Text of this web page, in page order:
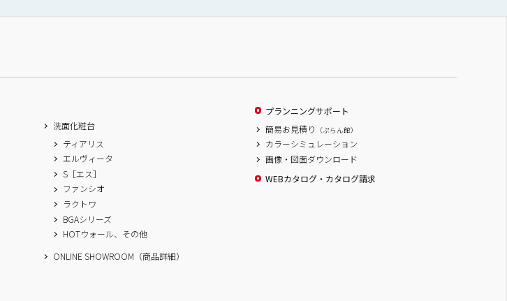
洗面化粧台
ティアリス
エルヴィータ
S［エス］
ファンシオ
ラクトワ
BGAシリーズ
HOTウォール、その他
ONLINE SHOWROOM（商品詳細）
プランニングサポート
簡易お見積り
（ぷらん館）
カラーシミュレーション
画像・図面ダウンロード
WEBカタログ・カタログ請求